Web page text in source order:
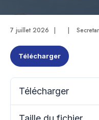
7 juillet 2026 | |
Télécharger
Télécharger